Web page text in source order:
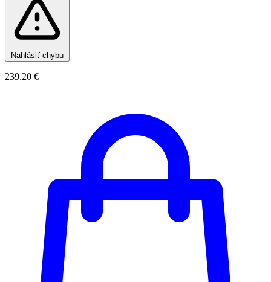
Nahlásiť chybu
239.20 €